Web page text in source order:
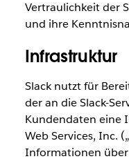
Vertraulichkeit der
und ihre
Infrastruktur
Slack nutzt für
der an die Slack-
Kundendaten eine
Web Services, Inc.
Informationen